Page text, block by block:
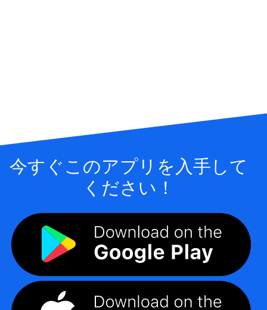
今すぐこのアプリを入手して
ください！